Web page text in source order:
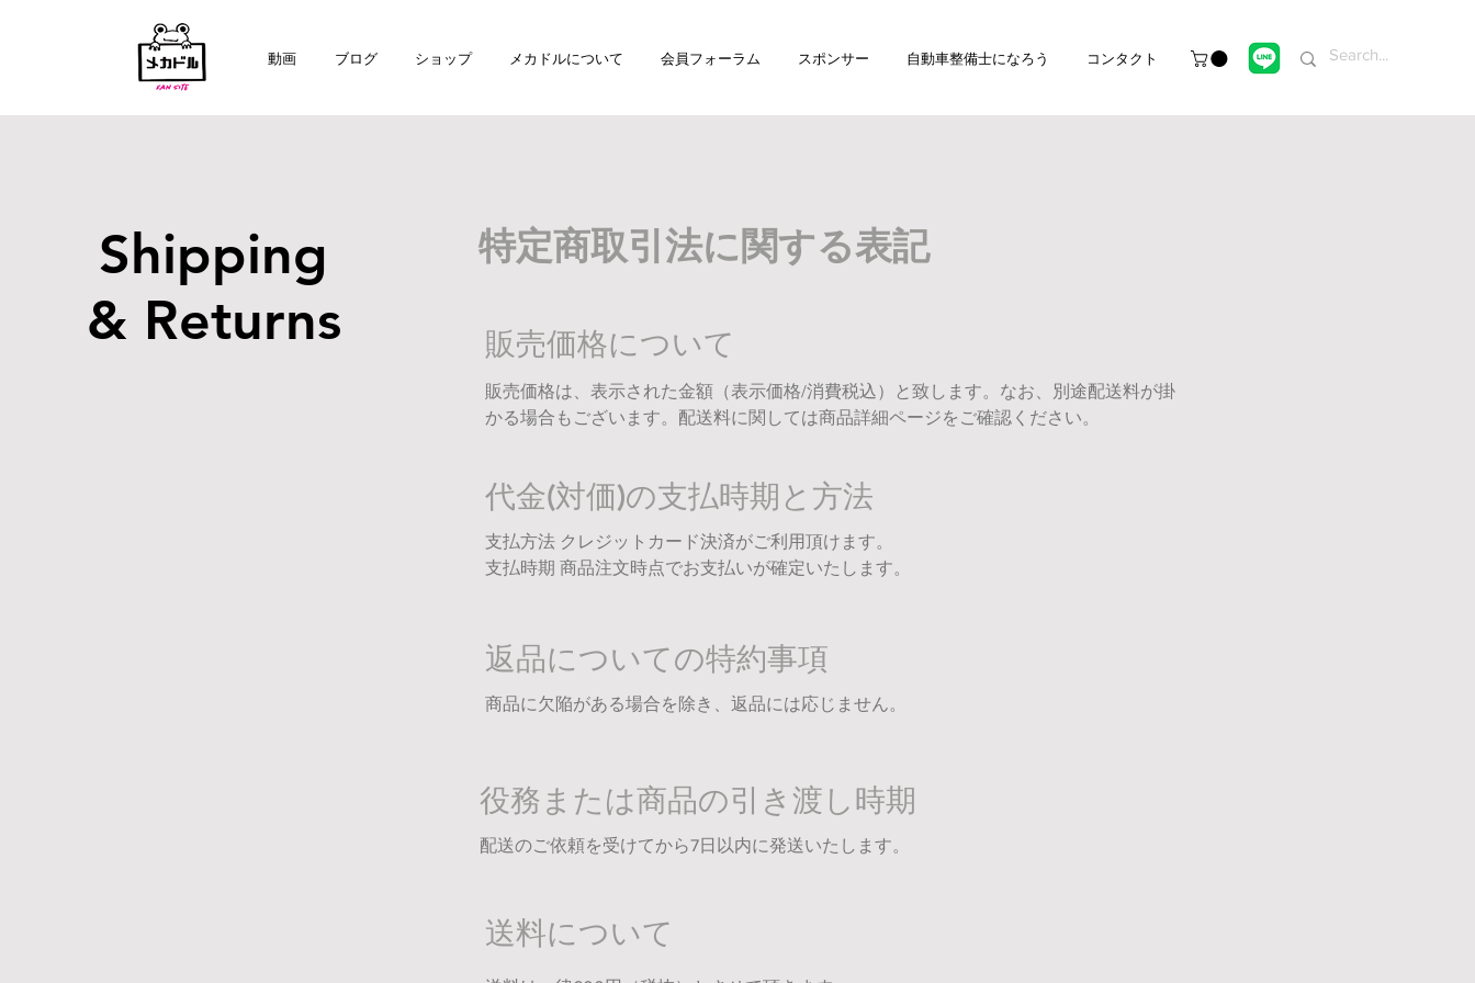
動画 ブログ ショップ メカドルについて 会員フォーラム スポンサー 自動車整備士になろう コンタクト
Shipping
& Returns
特定商取引法に関する表記
販売価格について
販売価格は、表示された金額（表示価格/消費税込）と致します。なお、別途配送料が掛
かる場合もございます。配送料に関しては商品詳細ページをご確認ください。
代金(対価)の支払時期と方法
支払方法 クレジットカード決済がご利用頂けます。
支払時期 商品注文時点でお支払いが確定いたします。
返品についての特約事項
商品に欠陥がある場合を除き、返品には応じません。
役務または商品の引き渡し時期
配送のご依頼を受けてから7日以内に発送いたします。
送料について